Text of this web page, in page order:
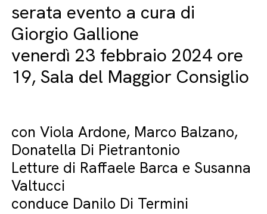
serata evento a cura di
Giorgio Gallione
venerdì 23 febbraio 2024 ore
19, Sala del Maggior Consiglio
con Viola Ardone, Marco Balzano,
Donatella Di Pietrantonio
Letture di Raffaele Barca e Susanna
Valtucci
conduce Danilo Di Termini